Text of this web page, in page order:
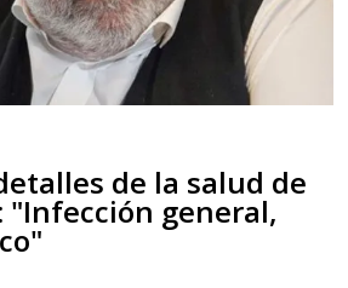
de la salud de
"Infección general,